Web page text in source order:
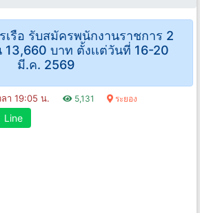
เรือ รับสมัครพนักงานราชการ 2
13,660 บาท ตั้งเเต่วันที่ 16-20
มี.ค. 2569
า 19:05 น. 5,131 ระยอง
Line